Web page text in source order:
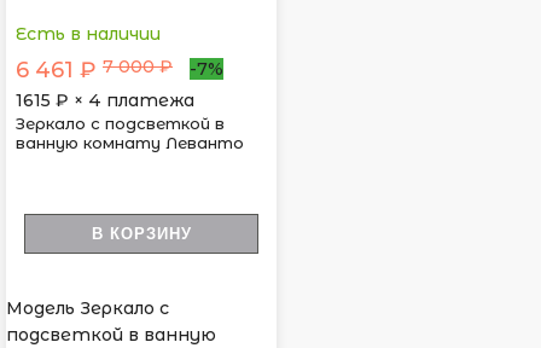
Есть в наличии
6 461 ₽ 7 000 ₽
-7%
1615 ₽ × 4 платежа
Зеркало с подсветкой в
ванную комнату Леванто
В КОРЗИНУ
Модель Зеркало с
подсветкой в ванную